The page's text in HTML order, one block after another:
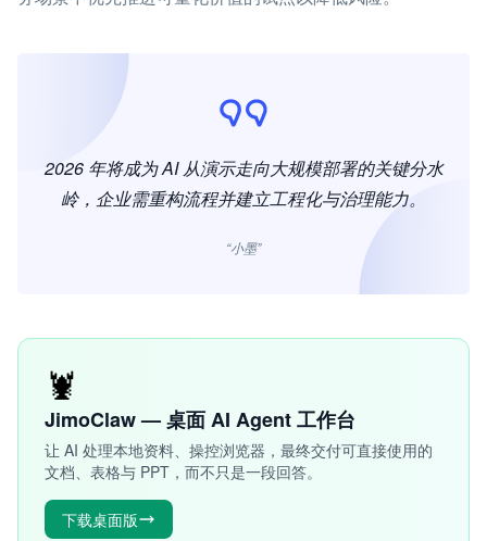
2026 年将成为 AI 从演示走向大规模部署的关键分水
岭，企业需重构流程并建立工程化与治理能力。
“小墨”
🦞
JimoClaw — 桌面 AI Agent 工作台
让 AI 处理本地资料、操控浏览器，最终交付可直接使用的
文档、表格与 PPT，而不只是一段回答。
下载桌面版